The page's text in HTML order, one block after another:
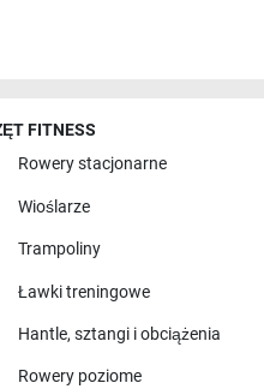
FITNESS
Rowery stacjonarne
Wioślarze
Trampoliny
Ławki treningowe
Hantle, sztangi i obciążenia
Rowery poziome